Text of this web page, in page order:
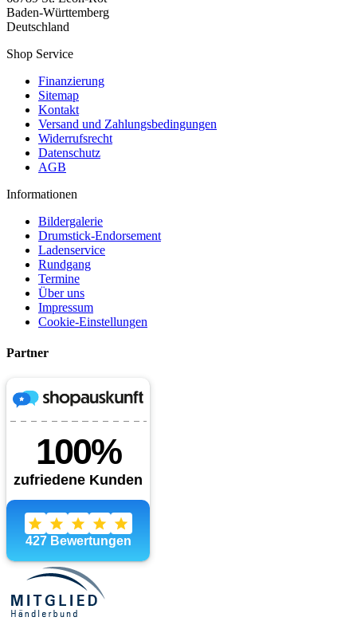
Baden-Württemberg
Deutschland
Shop Service
Finanzierung
Sitemap
Kontakt
Versand und Zahlungsbedingungen
Widerrufsrecht
Datenschutz
AGB
Informationen
Bildergalerie
Drumstick-Endorsement
Ladenservice
Rundgang
Termine
Über uns
Impressum
Cookie-Einstellungen
Partner